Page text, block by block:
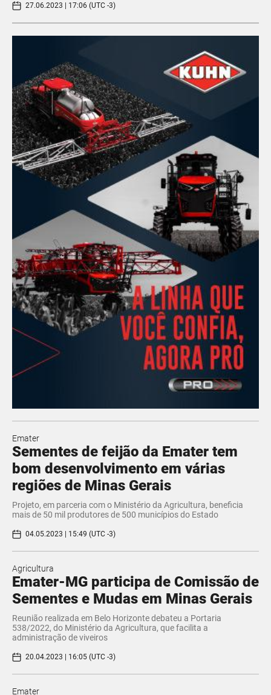
27.06.2023 | 17:06 (UTC -3)
Emater
Sementes de feijão da Emater tem
bom desenvolvimento em várias
regiões de Minas Gerais
Projeto, em parceria com o Ministério da Agricultura, beneficia
mais de 50 mil produtores de 500 municípios do Estado
04.05.2023 | 15:49 (UTC -3)
Agricultura
Emater-MG participa de Comissão de
Sementes e Mudas em Minas Gerais
Reunião realizada em Belo Horizonte debateu a Portaria
538/2022, do Ministério da Agricultura, que facilita a
administração de viveiros
20.04.2023 | 16:05 (UTC -3)
Emater